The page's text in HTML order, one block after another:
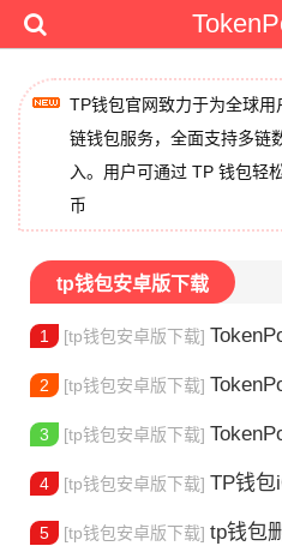
TP钱包官网致力于为全球
链钱包服务，全面支持多链
入。用户可通过 TP 钱包轻
币
tp钱包安卓版下载
1 [tp钱包安卓版下载]
2 [tp钱包安卓版下载]
3 [tp钱包安卓版下载] TokenPocket
4 [tp钱包安卓版下载] TP钱包
5 [tp钱包安卓版下载] tp钱包删